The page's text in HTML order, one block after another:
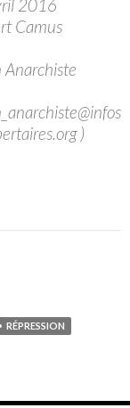
2016
Camus
Anarchiste
)
RÉPRESSION